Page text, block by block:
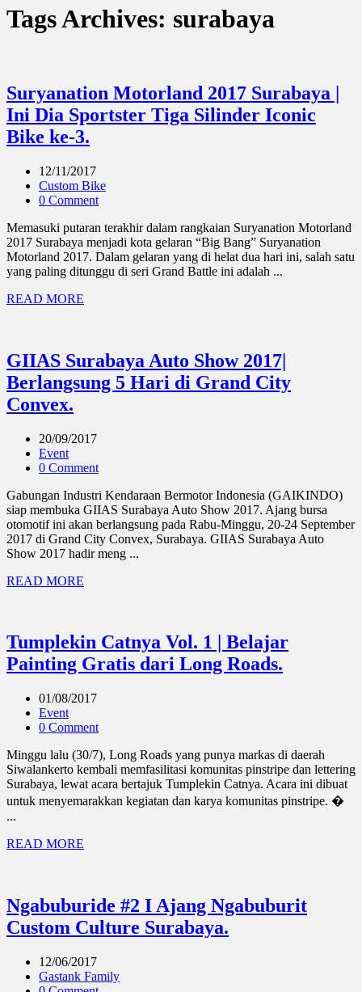
Tags Archives: surabaya
Suryanation Motorland 2017 Surabaya |
Ini Dia Sportster Tiga Silinder Iconic
Bike ke-3.
12/11/2017
Custom Bike
0 Comment
Memasuki putaran terakhir dalam rangkaian Suryanation Motorland
2017 Surabaya menjadi kota gelaran “Big Bang” Suryanation
Motorland 2017. Dalam gelaran yang di helat dua hari ini, salah satu
yang paling ditunggu di seri Grand Battle ini adalah ...
READ MORE
GIIAS Surabaya Auto Show 2017|
Berlangsung 5 Hari di Grand City
Convex.
20/09/2017
Event
0 Comment
Gabungan Industri Kendaraan Bermotor Indonesia (GAIKINDO)
siap membuka GIIAS Surabaya Auto Show 2017. Ajang bursa
otomotif ini akan berlangsung pada Rabu-Minggu, 20-24 September
2017 di Grand City Convex, Surabaya. GIIAS Surabaya Auto
Show 2017 hadir meng ...
READ MORE
Tumplekin Catnya Vol. 1 | Belajar
Painting Gratis dari Long Roads.
01/08/2017
Event
0 Comment
Minggu lalu (30/7), Long Roads yang punya markas di daerah
Siwalankerto kembali memfasilitasi komunitas pinstripe dan lettering
Surabaya, lewat acara bertajuk Tumplekin Catnya. Acara ini dibuat
untuk menyemarakkan kegiatan dan karya komunitas pinstripe. �
...
READ MORE
Ngabuburide #2 I Ajang Ngabuburit
Custom Culture Surabaya.
12/06/2017
Gastank Family